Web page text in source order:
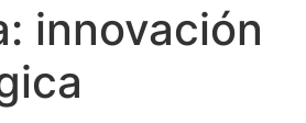
innovación